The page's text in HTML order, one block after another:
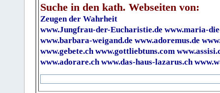
Suche in den kath. Webseiten von:
Zeugen der Wahrheit
www.Jungfrau-der-Eucharistie.de www.maria-
www.barbara-weigand.de www.adoremus.de
www.gebete.ch www.gottliebtuns.com
www.adorare.ch www.das-haus-lazarus.ch